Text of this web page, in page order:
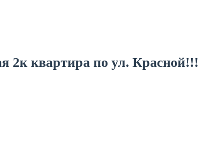
2к квартира по ул. Красной!!!